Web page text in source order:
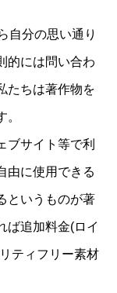
自分の思い通り
的には問い合わ
たちは著作物を
ブサイト等で利
由に使用できる
というものが著
ば追加料金(ロイ
ティフリー素材